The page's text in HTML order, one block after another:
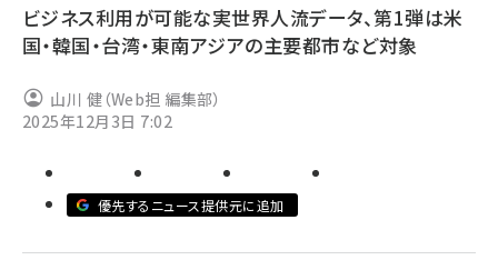
youtube (2441)
セミナー (2310)
meo (1277)
ビジネス利用が可能な実世界人流データ、第1弾は米
国・韓国・台湾・東南アジアの主要都市など対象
山川 健（Web担 編集部）
2025年12月3日 7:02
優先するニュース提供元に追加